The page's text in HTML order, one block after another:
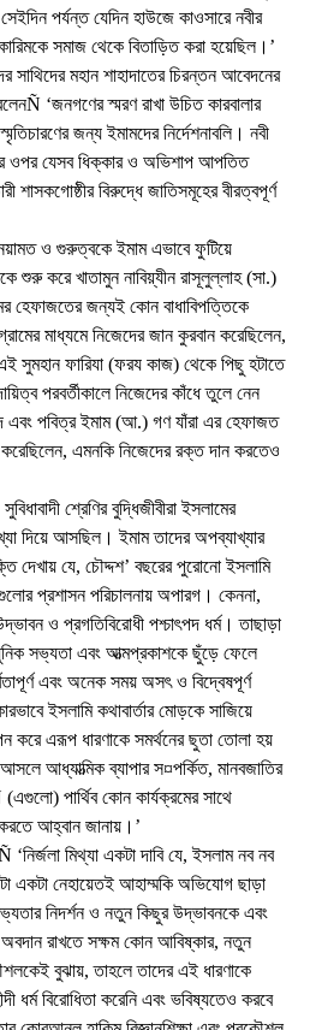
পর্যন্ত যেদিন হাউজে কাওসারে নবীর
সমাজ থেকে বিতাড়িত করা হয়েছিল।’
সাথিদের মহান শাহাদাতের চিরন্তন আবেদনের
‘জনগণের স্মরণ রাখা উচিত কারবালার
জন্য ইমামদের নির্দেশনাবলি। নবী
ওপর যেসব ধিক্কার ও অভিশাপ আপতিত
শাসকগোষ্ঠীর বিরুদ্ধে জাতিসমূহের বীরত্বপূর্ণ
ও গুরুত্বকে ইমাম এভাবে ফুটিয়ে
করে খাতামুন নাবিয়্যীন রাসূলুল্লাহ (সা.)
হেফাজতের জন্যই কোন বাধাবিপত্তিকে
মাধ্যমে নিজেদের জান কুরবান করেছিলেন,
সুমহান ফারিযা (ফরয কাজ) থেকে পিছু হটাতে
পরবর্তীকালে নিজেদের কাঁধে তুলে নেন
এবং পবিত্র ইমাম (আ.) গণ যাঁরা এর হেফাজত
এমনকি নিজেদের রক্ত দান করতেও
শ্রেণির বুদ্ধিজীবীরা ইসলামের
দিয়ে আসছিল। ইমাম তাদের অপব্যাখ্যার
দেখায় যে, চৌদ্দশ’ বছরের পুরোনো ইসলামি
প্রশাসন পরিচালনায় অপারগ। কেননা,
ও প্রগতিবিরোধী পশ্চাৎপদ ধর্ম। তাছাড়া
সভ্যতা এবং আত্মপ্রকাশকে ছুঁড়ে ফেলে
এবং অনেক সময় অসৎ ও বিদ্বেষপূর্ণ
ইসলামি কথাবার্তার মোড়কে সাজিয়ে
করে এরূপ ধারণাকে সমর্থনের ছুতা তোলা হয়
আধ্যাত্মিক ব্যাপার স¤পর্কিত, মানবজাতির
পার্থিব কোন কার্যক্রমের সাথে
আহ্বান জানায়।’
মিথ্যা একটা দাবি যে, ইসলাম নব নব
একটা নেহায়েতই আহাম্মকি অভিযোগ ছাড়া
নিদর্শন ও নতুন কিছুর উদ্ভাবনকে এবং
রাখতে সক্ষম কোন আবিষ্কার, নতুন
বুঝায়, তাহলে তাদের এই ধারণাকে
বিরোধিতা করেনি এবং ভবিষ্যতেও করবে